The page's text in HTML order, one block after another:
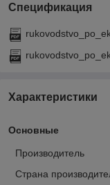
Спецификация
Характеристики
Основные
Производитель
Страна